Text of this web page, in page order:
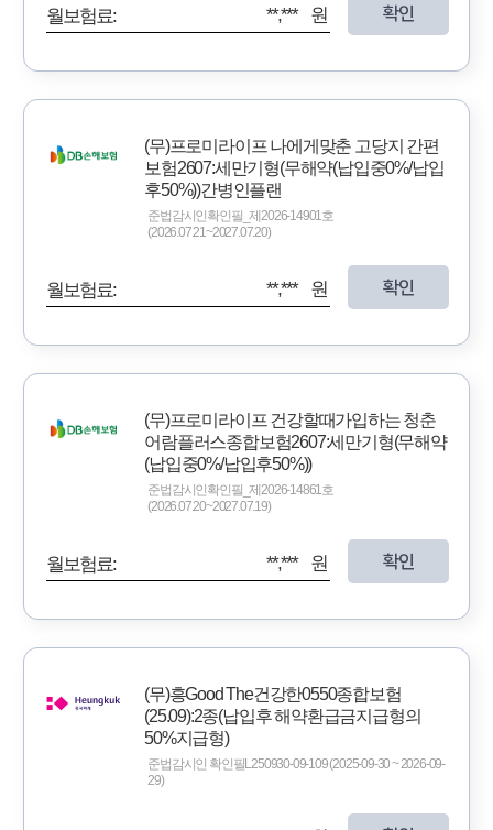
월보험료: **,*** 원 확인
(무)프로미라이프 나에게맞춘 고당지 간편
보험2607:세만기형(무해약(납입중0%/납입
후50%))간병인플랜
준법감시인확인필_제2026-14901호
(2026.07.21~2027.07.20)
월보험료: **,*** 원 확인
(무)프로미라이프 건강할때가입하는 청춘
어람플러스종합보험2607:세만기형(무해약
(납입중0%/납입후50%))
준법감시인확인필_제2026-14861호
(2026.07.20~2027.07.19)
월보험료: **,*** 원 확인
(무)흥Good The건강한0550종합보험
(25.09):2종(납입후 해약환급금지급형의
50%지급형)
준법감시인 확인필L250930-09-109 (2025-09-30 ~ 2026-09-
29)